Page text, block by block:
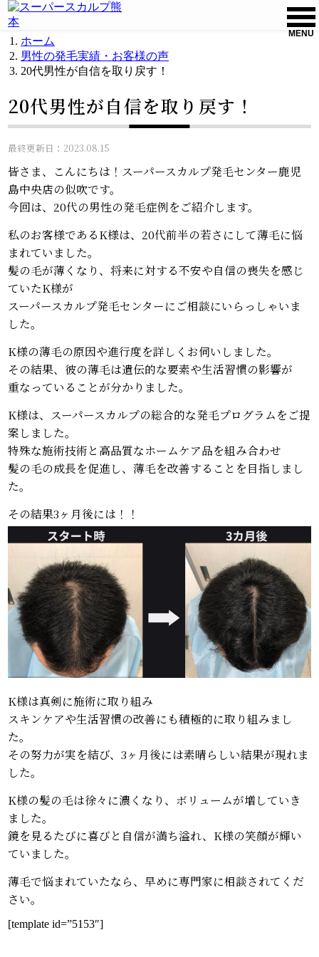
MENU
ホーム
男性の発毛実績・お客様の声
20代男性が自信を取り戻す！
20代男性が自信を取り戻す！
最終更新日：2023.08.15
皆さま、こんにちは！スーパースカルプ発毛センター鹿児
島中央店の似吹です。
今回は、20代の男性の発毛症例をご紹介します。
私のお客様であるK様は、20代前半の若さにして薄毛に悩
まれていました。
髪の毛が薄くなり、将来に対する不安や自信の喪失を感じ
ていたK様が
スーパースカルプ発毛センターにご相談にいらっしゃいま
した。
K様の薄毛の原因や進行度を詳しくお伺いしました。
その結果、彼の薄毛は遺伝的な要素や生活習慣の影響が
重なっていることが分かりました。
K様は、スーパースカルプの総合的な発毛プログラムをご提
案しました。
特殊な施術技術と高品質なホームケア品を組み合わせ
髪の毛の成長を促進し、薄毛を改善することを目指しまし
た。
その結果3ヶ月後には！！
K様は真剣に施術に取り組み
スキンケアや生活習慣の改善にも積極的に取り組みまし
た。
その努力が実を結び、3ヶ月後には素晴らしい結果が現れま
した。
K様の髪の毛は徐々に濃くなり、ボリュームが増していき
ました。
鏡を見るたびに喜びと自信が満ち溢れ、K様の笑顔が輝い
ていました。
薄毛で悩まれていたなら、早めに専門家に相談されてくだ
さい。
[template id=”5153″]